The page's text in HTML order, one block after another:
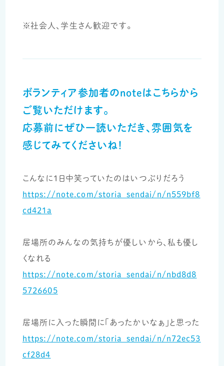
※社会人、学生さん歓迎です。
ボランティア参加者のnoteはこちらから
ご覧いただけます。
応募前にぜひ一読いただき、雰囲気を
感じてみてくださいね！
こんなに1日中笑っていたのはいつぶりだろう
https://note.com/storia_sendai/n/n559bf8
cd421a
居場所のみんなの気持ちが優しいから、私も優し
くなれる
https://note.com/storia_sendai/n/nbd8d8
5726605
居場所に入った瞬間に「あったかいなぁ」と思った
https://note.com/storia_sendai/n/n72ec53
cf28d4